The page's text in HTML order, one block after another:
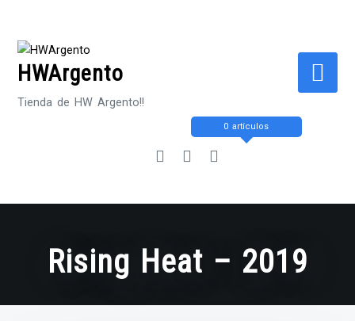
contenido
HWArgento
Tienda de HW Argento!!
0 artículos
Rising Heat – 2019